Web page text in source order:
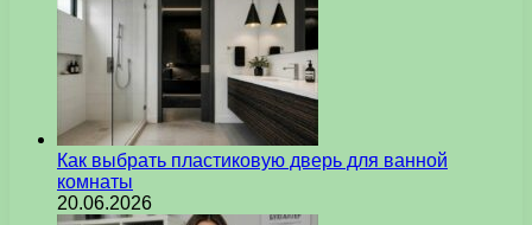
Как выбрать пластиковую дверь для ванной
комнаты
20.06.2026